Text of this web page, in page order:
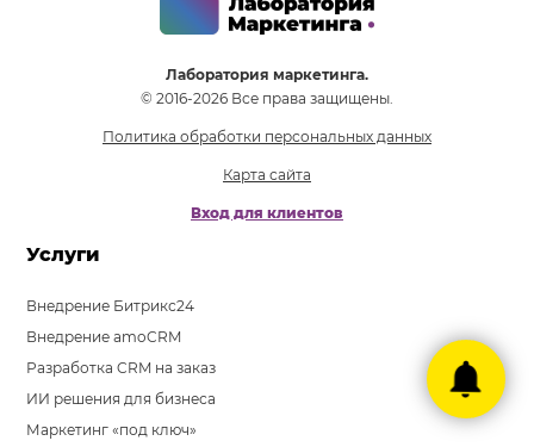
Лаборатория маркетинга.
© 2016-2026 Все права защищены.
Политика обработки персональных данных
Карта сайта
Вход для клиентов
Услуги
Внедрение Битрикс24
Внедрение amoCRM
Разработка CRM на заказ
ИИ решения для бизнеса
Маркетинг «под ключ»